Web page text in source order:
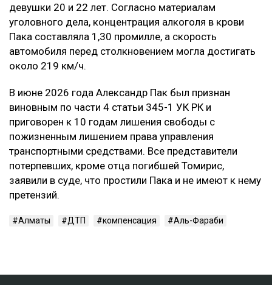
девушки 20 и 22 лет. Согласно материалам
уголовного дела, концентрация алкоголя в крови
Пака составляла 1,30 промилле, а скорость
автомобиля перед столкновением могла достигать
около 219 км/ч.
В июне 2026 года Александр Пак был признан
виновным по части 4 статьи 345-1 УК РК и
приговорен к 10 годам лишения свободы с
пожизненным лишением права управления
транспортными средствами. Все представители
потерпевших, кроме отца погибшей Томирис,
заявили в суде, что простили Пака и не имеют к нему
претензий.
Алматы ДТП компенсация Аль-Фараби